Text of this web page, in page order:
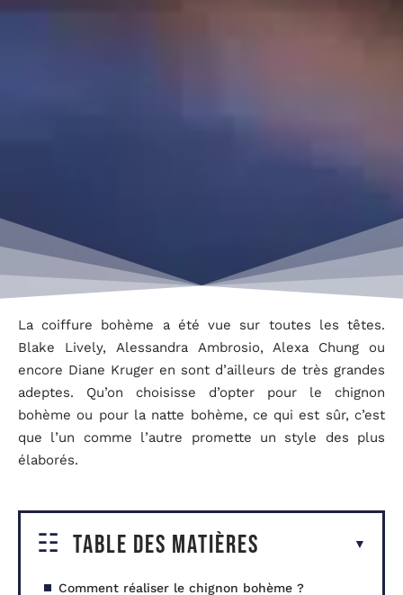
La coiffure bohème a été vue sur toutes les têtes.
Blake Lively, Alessandra Ambrosio, Alexa Chung ou
encore Diane Kruger en sont d’ailleurs de très grandes
adeptes. Qu’on choisisse d’opter pour le chignon
bohème ou pour la natte bohème, ce qui est sûr, c’est
que l’un comme l’autre promette un style des plus
élaborés.
Table des matières
Comment réaliser le chignon bohème ?